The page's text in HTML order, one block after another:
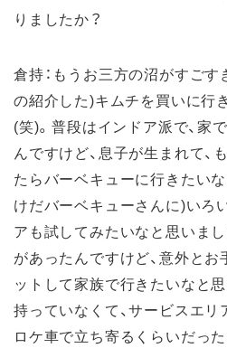
りましたか？
倉持：もうお三方の沼がすご
の紹介した)キムチを買いに行
(笑)。普段はインドア派で、家
んですけど、息子が生まれて、
たらバーベキューに行きたい
けだバーベキューさんに)いろ
アも試してみたいなと思いま
があったんですけど、意外と
ットして家族で行きたいなと
持っていなくて、サービスエ
ロケ車で立ち寄るくらいだっ